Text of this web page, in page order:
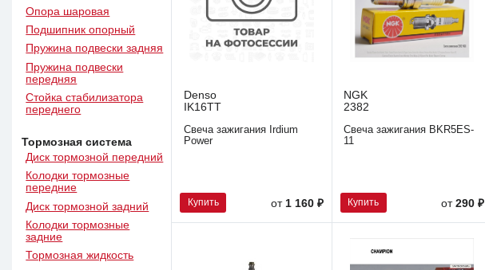
Опора шаровая
Подшипник опорный
Пружина подвески задняя
Пружина подвески
передняя
Стойка стабилизатора
переднего
Тормозная система
Диск тормозной передний
Колодки тормозные
передние
Диск тормозной задний
Колодки тормозные
задние
Тормозная жидкость
Denso
IK16TT
Свеча зажигания Irdium
Power
Купить от 1 160 ₽
NGK
2382
Свеча зажигания BKR5ES-
11
Купить от 290 ₽